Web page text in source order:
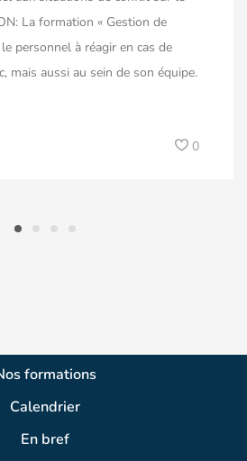
La formation « Gestion de
personnel à réagir en cas de
mais aussi au sein de son équipe.
0
formations
Calendrier
En bref